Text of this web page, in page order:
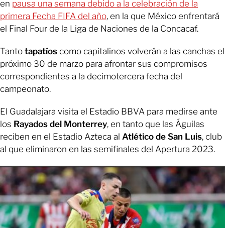
en pausa una semana debido a la celebración de la
primera Fecha FIFA del año, en la que México enfrentará
el Final Four de la Liga de Naciones de la Concacaf.
Tanto tapatíos como capitalinos volverán a las canchas el
próximo 30 de marzo para afrontar sus compromisos
correspondientes a la decimotercera fecha del
campeonato.
El Guadalajara visita el Estadio BBVA para medirse ante
los Rayados del Monterrey, en tanto que las Águilas
reciben en el Estadio Azteca al Atlético de San Luis, club
al que eliminaron en las semifinales del Apertura 2023.